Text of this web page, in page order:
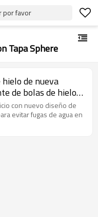
por favor
Tapa Sphere
hielo de nueva
de bolas de hielo,
con tapa de
cócteles,
con nuevo diseño de
evitar fugas de agua en